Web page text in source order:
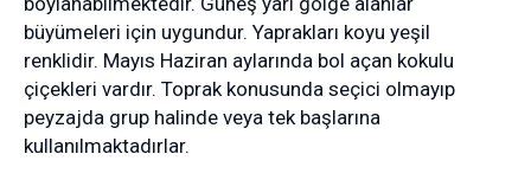
büyümeleri için uygundur. Yaprakları koyu yeşil
renklidir. Mayıs Haziran aylarında bol açan kokulu
çiçekleri vardır. Toprak konusunda seçici olmayıp
peyzajda grup halinde veya tek başlarına
kullanılmaktadırlar.